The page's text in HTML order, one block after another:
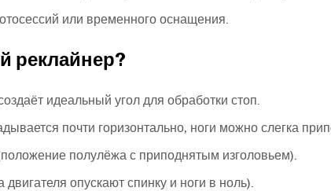
или временного оснащения.
реклайнер?
идеальный угол для обработки стоп.
почти горизонтально, ноги можно слегка
полулёжа с приподнятым изголовьем).
опускают спинку и ноги в ноль).